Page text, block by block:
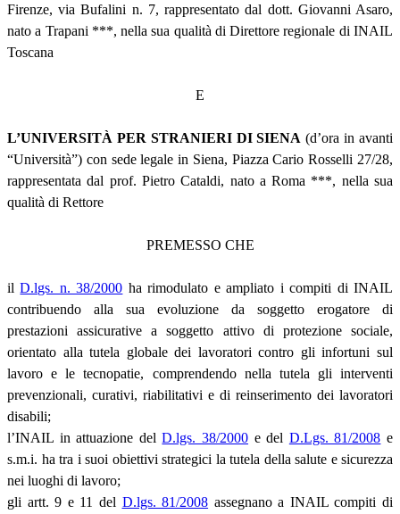
Firenze, via Bufalini n. 7, rappresentato dal dott. Giovanni Asaro,
nato a Trapani ***, nella sua qualità di Direttore regionale di INAIL
Toscana
E
L’UNIVERSITÀ PER STRANIERI DI SIENA (d’ora in avanti
“Università”) con sede legale in Siena, Piazza Cario Rosselli 27/28,
rappresentata dal prof. Pietro Cataldi, nato a Roma ***, nella sua
qualità di Rettore
PREMESSO CHE
ilD.lgs. n. 38/2000 ha rimodulato e ampliato i compiti di INAIL
contribuendo alla sua evoluzione da soggetto erogatore di
prestazioni assicurative a soggetto attivo di protezione sociale,
orientato alla tutela globale dei lavoratori contro gli infortuni sul
lavoro e le tecnopatie, comprendendo nella tutela gli interventi
prevenzionali, curativi, riabilitativi e di reinserimento dei lavoratori
disabili;
l’INAIL in attuazione delD.lgs. 38/2000 e del D.Lgs. 81/2008 e
s.m.i. ha tra i suoi obiettivi strategici la tutela della salute e sicurezza
nei luoghi di lavoro;
gli artt. 9 e 11 del D.lgs. 81/2008 assegnano a INAIL compiti di